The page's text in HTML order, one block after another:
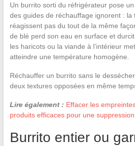
Un burrito sorti du réfrigérateur pose
des guides de réchauffage ignorent : la
réagissent pas du tout de la même
de blé perd son eau en surface et
les haricots ou la viande à l’intérieur
atteindre une température homogène.
Réchauffer un burrito sans le
deux textures opposées en même
Lire également : Effacer les
produits efficaces pour une
Burrito entier ou